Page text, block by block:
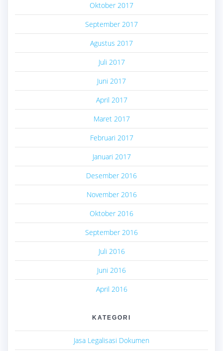
Oktober 2017
September 2017
Agustus 2017
Juli 2017
Juni 2017
April 2017
Maret 2017
Februari 2017
Januari 2017
Desember 2016
November 2016
Oktober 2016
September 2016
Juli 2016
Juni 2016
April 2016
KATEGORI
Jasa Legalisasi Dokumen